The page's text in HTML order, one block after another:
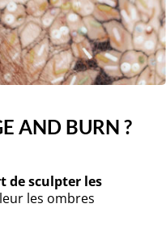
AND BURN ?
de sculpter les
les ombres